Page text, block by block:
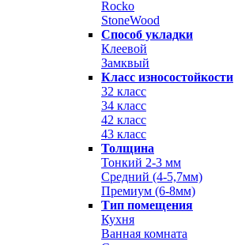
Rocko
StoneWood
Способ укладки
Клеевой
Замквый
Класс износостойкости
32 класс
34 класс
42 класс
43 класс
Толщина
Тонкий 2-3 мм
Средний (4-5,7мм)
Премиум (6-8мм)
Тип помещения
Кухня
Ванная комната